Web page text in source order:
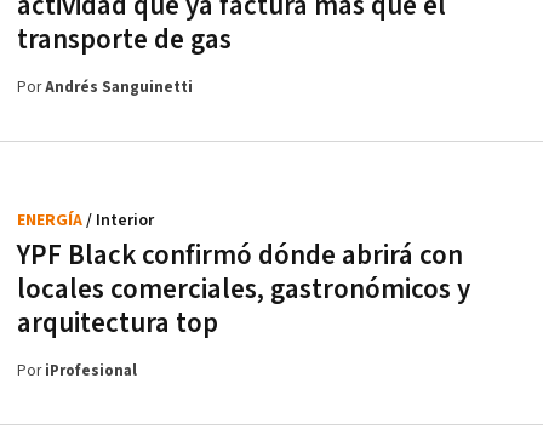
transporte de gas
PorAndrés Sanguinetti
YPF Black confirmó dónde abrirá con
locales comerciales, gastronómicos y
arquitectura top
ENERGÍA/ Interior
PoriProfesional